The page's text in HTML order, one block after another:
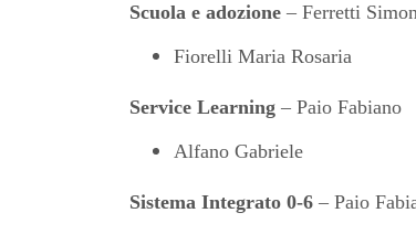
Scuola e adozione – Ferretti
Fiorelli Maria Rosaria
Service Learning – Paio Fabiano
Alfano Gabriele
Sistema Integrato 0-6 – Paio